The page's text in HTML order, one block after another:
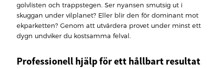
golvlisten och trappstegen. Ser nyansen smutsig ut i
skuggan under vilplanet? Eller blir den för dominant mot
ekparketten? Genom att utvärdera provet under minst ett
dygn undviker du kostsamma felval.
Professionell hjälp för ett hållbart resultat